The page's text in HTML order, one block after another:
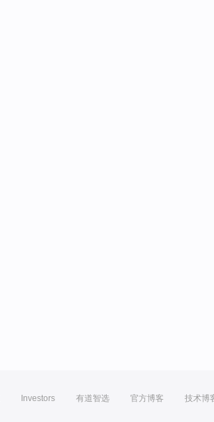
Investors 有道智选 官方博客 技术博